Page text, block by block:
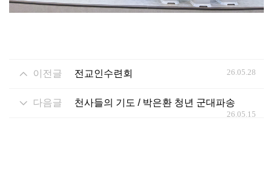
이전글 전교인수련회 26.05.28
다음글 천사들의 기도 / 박은환 청년 군대파송
26.05.15